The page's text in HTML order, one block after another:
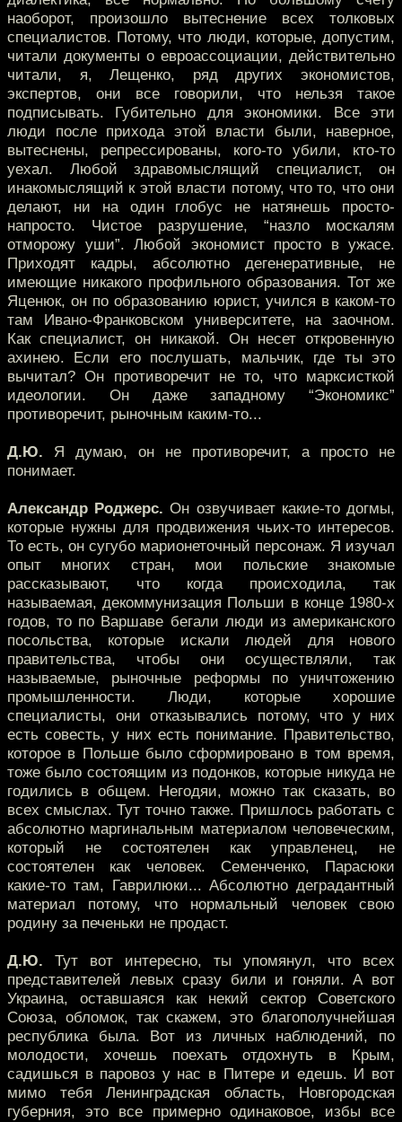
наоборот, произошло вытеснение всех толковых
специалистов. Потому, что люди, которые, допустим,
читали документы о евроассоциации, действительно
читали, я, Лещенко, ряд других экономистов,
экспертов, они все говорили, что нельзя такое
подписывать. Губительно для экономики. Все эти
люди после прихода этой власти были, наверное,
вытеснены, репрессированы, кого-то убили, кто-то
уехал. Любой здравомыслящий специалист, он
инакомыслящий к этой власти потому, что то, что они
делают, ни на один глобус не натянешь просто-
напросто. Чистое разрушение, “назло москалям
отморожу уши”. Любой экономист просто в ужасе.
Приходят кадры, абсолютно дегенеративные, не
имеющие никакого профильного образования. Тот же
Яценюк, он по образованию юрист, учился в каком-то
там Ивано-Франковском университете, на заочном.
Как специалист, он никакой. Он несет откровенную
ахинею. Если его послушать, мальчик, где ты это
вычитал? Он противоречит не то, что марксисткой
идеологии. Он даже западному “Экономикс”
противоречит, рыночным каким-то...
Д.Ю. Я думаю, он не противоречит, а просто не
понимает.
Александр Роджерс. Он озвучивает какие-то догмы,
которые нужны для продвижения чьих-то интересов.
То есть, он сугубо марионеточный персонаж. Я изучал
опыт многих стран, мои польские знакомые
рассказывают, что когда происходила, так
называемая, декоммунизация Польши в конце 1980-х
годов, то по Варшаве бегали люди из американского
посольства, которые искали людей для нового
правительства, чтобы они осуществляли, так
называемые, рыночные реформы по уничтожению
промышленности. Люди, которые хорошие
специалисты, они отказывались потому, что у них
есть совесть, у них есть понимание. Правительство,
которое в Польше было сформировано в том время,
тоже было состоящим из подонков, которые никуда не
годились в общем. Негодяи, можно так сказать, во
всех смыслах. Тут точно также. Пришлось работать с
абсолютно маргинальным материалом человеческим,
который не состоятелен как управленец, не
состоятелен как человек. Семенченко, Парасюки
какие-то там, Гаврилюки... Абсолютно деградантный
материал потому, что нормальный человек свою
родину за печеньки не продаст.
Д.Ю. Тут вот интересно, ты упомянул, что всех
представителей левых сразу били и гоняли. А вот
Украина, оставшаяся как некий сектор Советского
Союза, обломок, так скажем, это благополучнейшая
республика была. Вот из личных наблюдений, по
молодости, хочешь поехать отдохнуть в Крым,
садишься в паровоз у нас в Питере и едешь. И вот
мимо тебя Ленинградская область, Новгородская
губерния, это все примерно одинаковое, избы все